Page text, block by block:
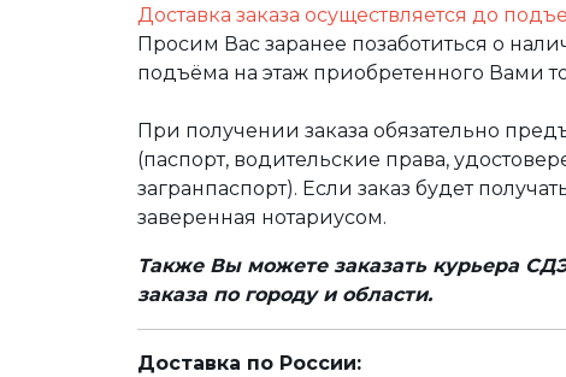
Доставка заказа осуществляется до
Просим Вас заранее позаботиться о
подъёма на этаж приобретенного Вами
При получении заказа обязательно
(паспорт, водительские права,
загранпаспорт). Если заказ будет
заверенная нотариусом.
Также Вы можете заказать курьера
заказа по городу и области.
Доставка по России: